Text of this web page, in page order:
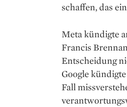
schaffen, das
Meta kündigte
Francis
Entscheidung
Google
Fall